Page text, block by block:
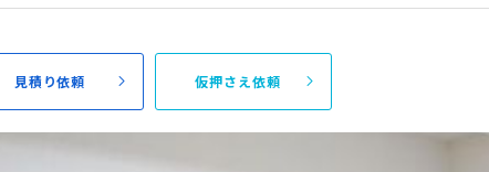
見積り依頼 仮押さえ依頼